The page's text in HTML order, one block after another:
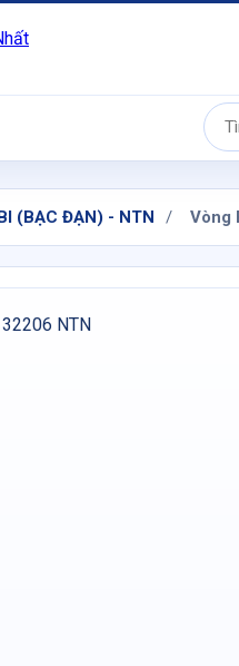
Tìm
(BẠC ĐẠN) - NTN / Vòng